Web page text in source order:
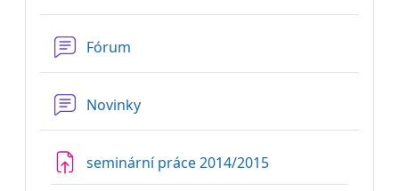
Fórum
Novinky
seminární práce 2014/2015Úkol